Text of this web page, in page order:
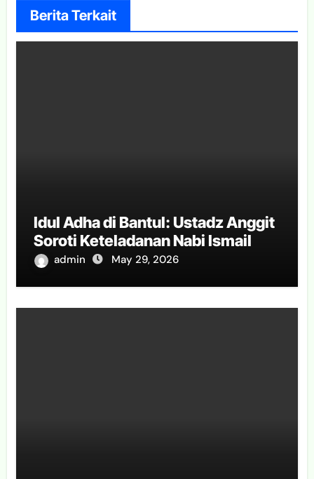
Berita Terkait
Idul Adha di Bantul: Ustadz Anggit
Soroti Keteladanan Nabi Ismail
admin May 29, 2026